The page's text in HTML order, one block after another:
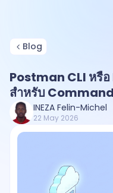
Blog
Postman CLI หรื
สำหรับ
INEZA Felin-Michel
22 May 2026